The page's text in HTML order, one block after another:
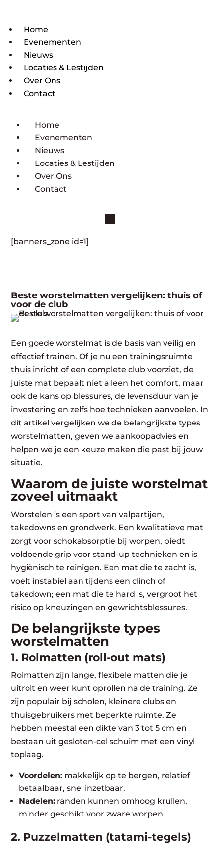
Home
Evenementen
Nieuws
Locaties & Lestijden
Over Ons
Contact
Home
Evenementen
Nieuws
Locaties & Lestijden
Over Ons
Contact
[banners_zone id=1]
Beste worstelmatten vergelijken: thuis of
voor de club
Een goede worstelmat is de basis van veilig en
effectief trainen. Of je nu een trainingsruimte
thuis inricht of een complete club voorziet, de
juiste mat bepaalt niet alleen het comfort, maar
ook de kans op blessures, de levensduur van je
investering en zelfs hoe technieken aanvoelen. In
dit artikel vergelijken we de belangrijkste types
worstelmatten, geven we aankoopadvies en
helpen we je een keuze maken die past bij jouw
situatie.
Waarom de juiste worstelmat
zoveel uitmaakt
Worstelen is een sport van valpartijen,
takedowns en grondwerk. Een kwalitatieve mat
zorgt voor schokabsorptie bij worpen, biedt
voldoende grip voor stand-up technieken en is
hygiënisch te reinigen. Een mat die te zacht is,
voelt instabiel aan tijdens eenclinch of
takedown; een mat die te hard is, vergroot het
risico op kneuzingen en gewrichtsblessures.
De belangrijkste types
worstelmatten
1. Rolmatten (roll-out mats)
Rolmatten zijn lange, flexibele matten die je
uitrolt en weer kunt oprollen na de training. Ze
zijn populair bij scholen, kleinere clubs en
thuisgebruikers met beperkte ruimte. Ze
hebben meestal een dikte van 3 tot 5 cm en
bestaan uit gesloten-cel schuim met een vinyl
toplaag.
Voordelen: makkelijk op te bergen, relatief
betaalbaar, snel inzetbaar.
Nadelen: randen kunnen omhoog krullen,
minder geschikt voor zware worpen.
2. Puzzelmatten (tatami-tegels)